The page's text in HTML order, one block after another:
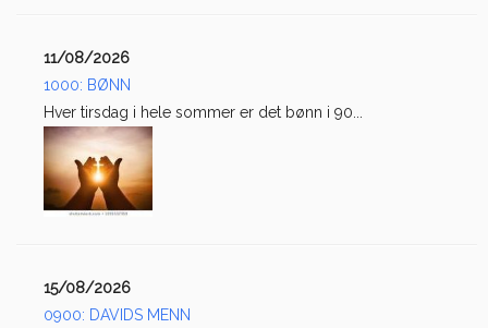
11/08/2026
1000: BØNN
Hver tirsdag i hele sommer er det bønn i 90...
15/08/2026
0900: DAVIDS MENN